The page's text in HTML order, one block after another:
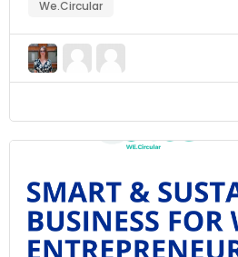
We.Circular